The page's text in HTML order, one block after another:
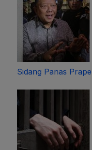
Sidang Panas